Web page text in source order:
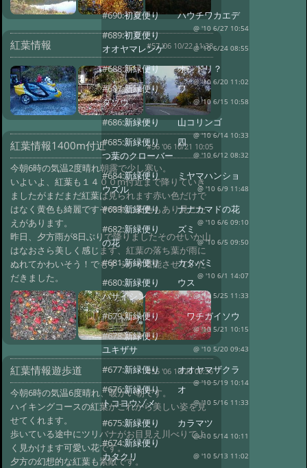
紅葉情報 #57 '06 10/22 11:38
紅葉情報1400m付近 #56 '06 10/21 10:05
今朝6時の気温2度晴れ朝露で少し寒い。
いよいよ、紅葉も１４００m付近まで降りていき
ましたがまだまだ紅葉は見られます赤い色だけで
はなく黄色も綺麗ですその中に茶色もあり見ごた
えがあります。
昨日、夕方雨が8日ぶりで降りましたそのせいか山
はなおさら美しく感じます、紅葉の落ち葉が雨に
ぬれてかわいそう！でもすっかり堪能させていた
だきました。
紅葉情報遊歩道 #55 '06 10/20 09:36
今朝6時の気温6度晴れ、暖かい朝です。
ハイキングコースの紅葉がこれから美しい姿を見
せてくれます。
歩いている途中にツリバナがお目見え川べりでよ
く見かけます可愛い花です。
夕方の幻想的な紅葉も素敵です。
#690:初夏便り ハウチワカエデ
@ '10 6/27 10:54
#689:初夏便り
オオヤマレンゲ
@ '10 6/24 08:55
#688:新緑便り オシドリ？
@ '10 6/20 11:02
#687:新緑便り ワ
ダソウ
@ '10 6/15 10:58
#686:新緑便り 山コリンゴ
@ '10 6/14 10:33
#685:新緑便り 四
つ葉のクローバー
@ '10 6/12 08:32
#684:新緑便り ミヤマハンショ
ウズル
@ '10 6/9 11:48
#683:新緑便り ナナカマドの花
@ '10 6/6 09:10
#682:新緑便り ズミ
の花
@ '10 6/5 09:50
#681:新緑便り カタバミ
@ '10 6/1 14:07
#680:新緑便り ウス
バサイシン
@ '10 5/25 11:33
#679:新緑便り ワチガイソウ
@ '10 5/21 10:15
#678:新緑便り
ユキザサ
@ '10 5/20 09:43
#677:新緑便り オオヤマザクラ
@ '10 5/19 10:14
#676:新緑便り オ
トコヨウゾメ
@ '10 5/16 11:33
#675:新緑便り カラマツ
@ '10 5/14 10:11
#674:新緑便り
カタクリ
@ '10 5/13 11:02